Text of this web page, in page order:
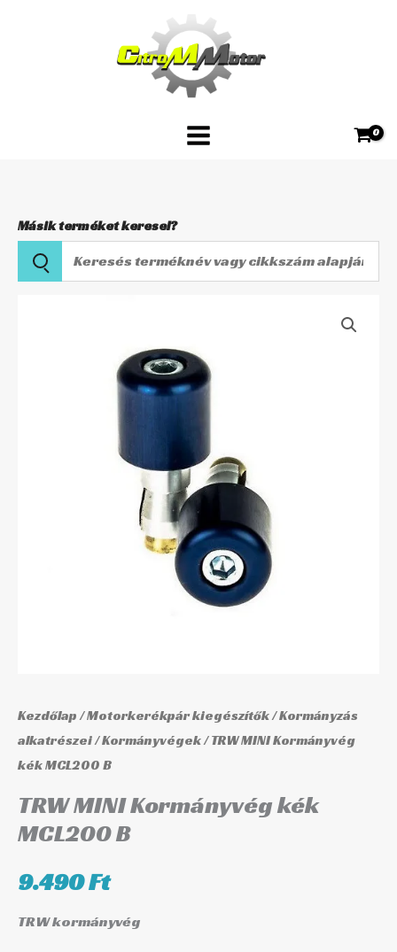
Másik terméket keresel?
Keresés
terméknév
Kezdőlap/Motorkerékpár kiegészítők/Kormányzás
alkatrészei/Kormányvégek/ TRW MINI Kormányvég
kék MCL200 B
TRW MINI Kormányvég kék
MCL200 B
9.490Ft
TRW kormányvég